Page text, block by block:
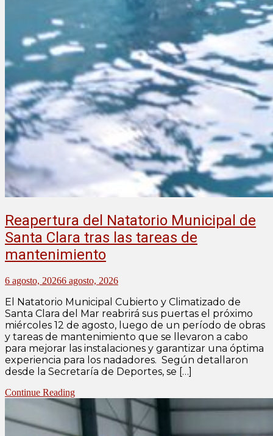
Reapertura del Natatorio Municipal de
Santa Clara tras las tareas de
mantenimiento
6 agosto, 20266 agosto, 2026
El Natatorio Municipal Cubierto y Climatizado de
Santa Clara del Mar reabrirá sus puertas el próximo
miércoles 12 de agosto, luego de un período de obras
y tareas de mantenimiento que se llevaron a cabo
para mejorar las instalaciones y garantizar una óptima
experiencia para los nadadores. Según detallaron
desde la Secretaría de Deportes, se […]
Continue Reading